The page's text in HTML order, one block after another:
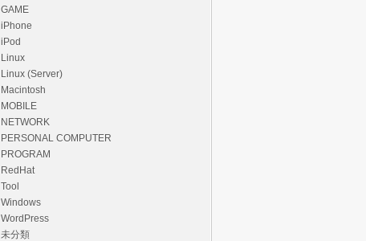
GAME
iPhone
iPod
Linux
Linux (Server)
Macintosh
MOBILE
NETWORK
PERSONAL COMPUTER
PROGRAM
RedHat
Tool
Windows
WordPress
未分類